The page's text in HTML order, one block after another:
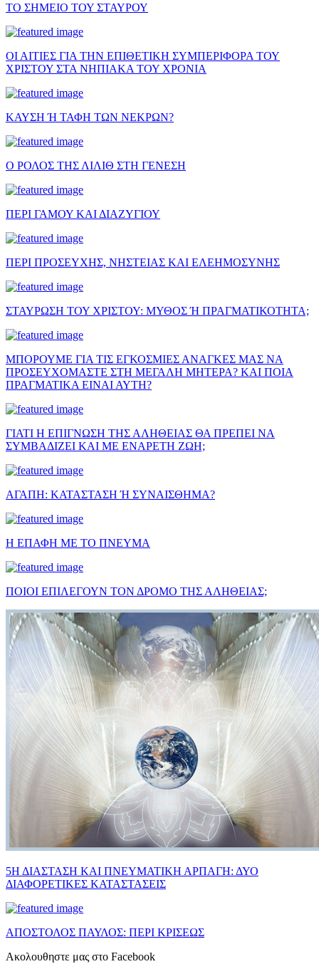
ΤΟ ΣΗΜΕΙΟ ΤΟΥ ΣΤΑΥΡΟΥ
ΟΙ ΑΙΤΙΕΣ ΓΙΑ ΤΗΝ ΕΠΙΘΕΤΙΚΗ ΣΥΜΠΕΡΙΦΟΡΑ ΤΟΥ
ΧΡΙΣΤΟΥ ΣΤΑ ΝΗΠΙΑΚΑ ΤΟΥ ΧΡΟΝΙΑ
ΚΑΥΣΗ Ή ΤΑΦΗ ΤΩΝ ΝΕΚΡΩΝ?
Ο ΡΟΛΟΣ ΤΗΣ ΛΙΛΙΘ ΣΤΗ ΓΕΝΕΣΗ
ΠΕΡΙ ΓΑΜΟΥ ΚΑΙ ΔΙΑΖΥΓΙΟΥ
ΠΕΡΙ ΠΡΟΣΕΥΧΗΣ, ΝΗΣΤΕΙΑΣ ΚΑΙ ΕΛΕΗΜΟΣΥΝΗΣ
ΣΤΑΥΡΩΣΗ ΤΟΥ ΧΡΙΣΤΟΥ: ΜΥΘΟΣ Ή ΠΡΑΓΜΑΤΙΚΟΤΗΤΑ;
ΜΠΟΡΟΥΜΕ ΓΙΑ ΤΙΣ ΕΓΚΟΣΜΙΕΣ ΑΝΑΓΚΕΣ ΜΑΣ ΝΑ
ΠΡΟΣΕΥΧΟΜΑΣΤΕ ΣΤΗ ΜΕΓΑΛΗ ΜΗΤΕΡΑ? ΚΑΙ ΠΟΙΑ
ΠΡΑΓΜΑΤΙΚΑ ΕΙΝΑΙ ΑΥΤΗ?
ΓΙΑΤΙ Η ΕΠΙΓΝΩΣΗ ΤΗΣ ΑΛΗΘΕΙΑΣ ΘΑ ΠΡΕΠΕΙ ΝΑ
ΣΥΜΒΑΔΙΖΕΙ ΚΑΙ ΜΕ ΕΝΑΡΕΤΗ ΖΩΗ;
ΑΓΑΠΗ: ΚΑΤΑΣΤΑΣΗ Ή ΣΥΝΑΙΣΘΗΜΑ?
Η ΕΠΑΦΗ ΜΕ ΤΟ ΠΝΕΥΜΑ
ΠΟΙΟΙ ΕΠΙΛΕΓΟΥΝ ΤΟΝ ΔΡΟΜΟ ΤΗΣ ΑΛΗΘΕΙΑΣ;
5Η ΔΙΑΣΤΑΣΗ ΚΑΙ ΠΝΕΥΜΑΤΙΚΗ ΑΡΠΑΓΗ: ΔΥΟ
ΔΙΑΦΟΡΕΤΙΚΕΣ ΚΑΤΑΣΤΑΣΕΙΣ
ΑΠΟΣΤΟΛΟΣ ΠΑΥΛΟΣ: ΠΕΡΙ ΚΡΙΣΕΩΣ
Ακολουθηστε μας στο Facebook